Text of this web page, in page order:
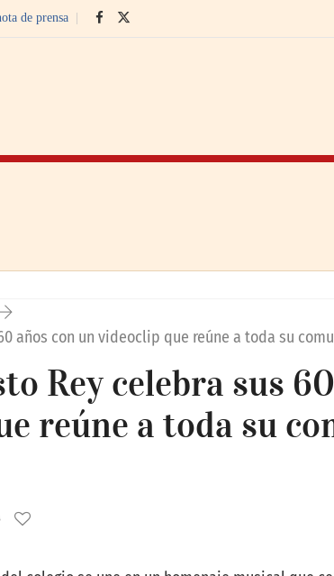
de prensa
años con un videoclip que reúne a toda su
Rey celebra sus
reúne a toda su